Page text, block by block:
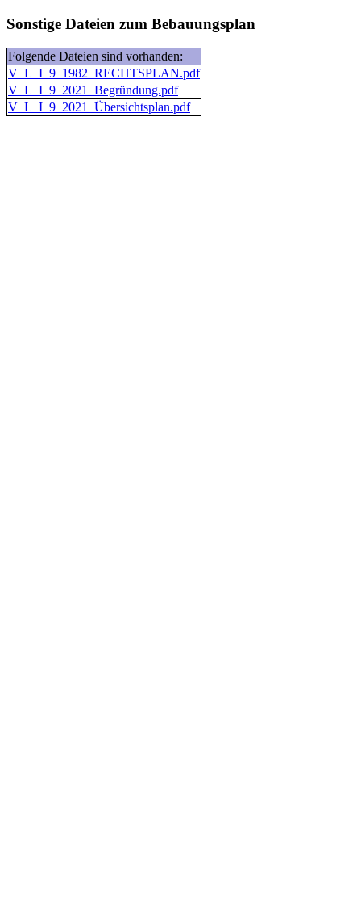
Sonstige Dateien zum Bebauungsplan
Folgende Dateien sind vorhanden:
V_L_I_9_1982_RECHTSPLAN.pdf
V_L_I_9_2021_Begründung.pdf
V_L_I_9_2021_Übersichtsplan.pdf